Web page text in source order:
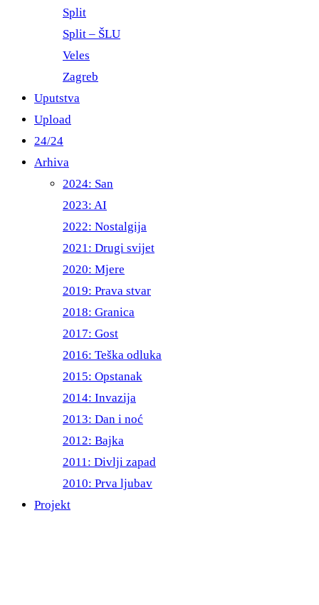
Split
Split – ŠLU
Veles
Zagreb
Uputstva
Upload
24/24
Arhiva
2024: San
2023: AI
2022: Nostalgija
2021: Drugi svijet
2020: Mjere
2019: Prava stvar
2018: Granica
2017: Gost
2016: Teška odluka
2015: Opstanak
2014: Invazija
2013: Dan i noć
2012: Bajka
2011: Divlji zapad
2010: Prva ljubav
Projekt